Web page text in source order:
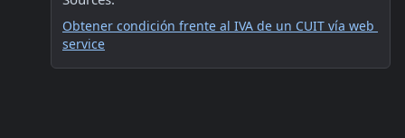
Obtener condición frente al IVA de un CUIT vía web
service